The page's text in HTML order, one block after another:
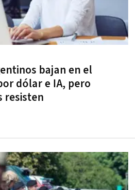
bajan en el
dólar e IA, pero
resisten